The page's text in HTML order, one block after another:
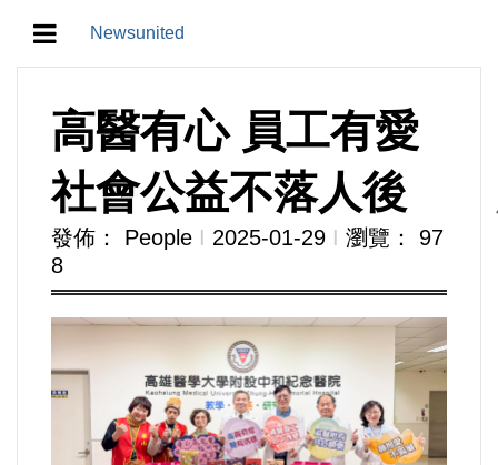
Newsunited
教育/五育/五創
人生/生存/生活
產業/經濟
農業/技術/肥飼料/農藥/產銷
食品/衛生/醫療/照護
高醫有心 員工有愛
社會公益不落人後
發佈： People Ι 2025-01-29 Ι 瀏覽： 97
8